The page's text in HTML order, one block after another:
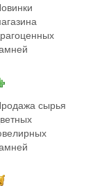
сырья